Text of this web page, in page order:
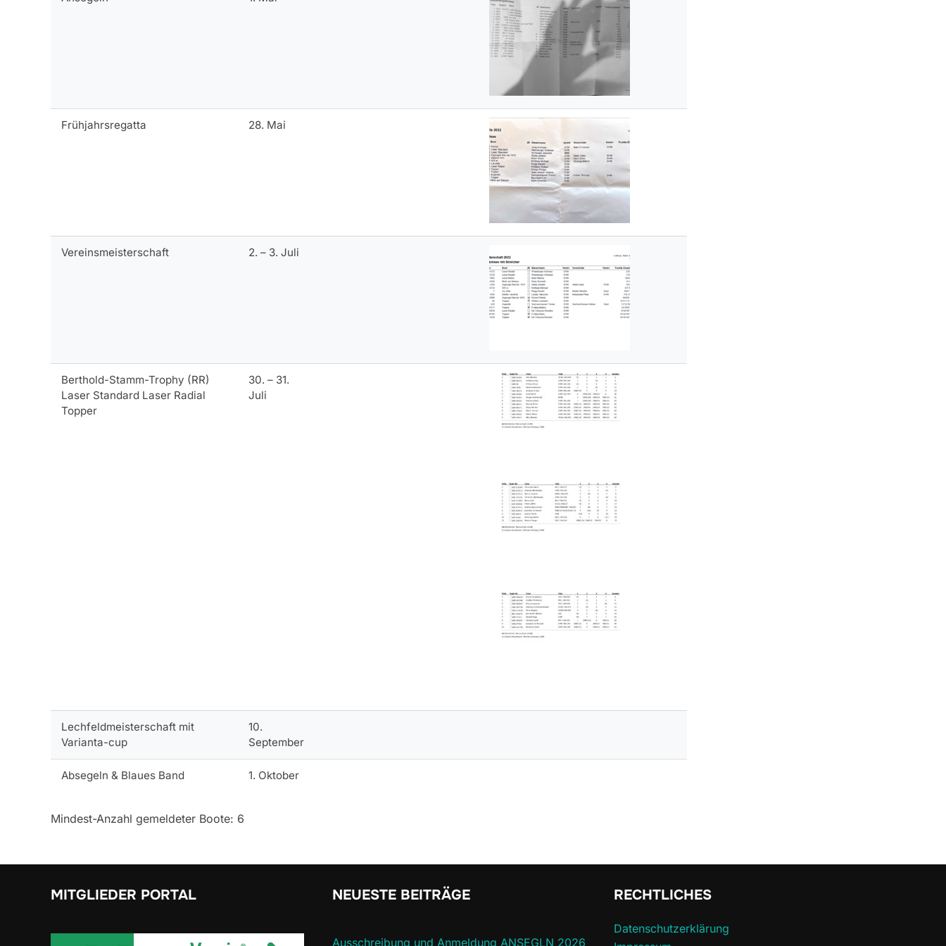
Frühjahrsregatta 28. Mai
Vereinsmeisterschaft 2. – 3. Juli
Berthold-Stamm-Trophy (RR)
Laser Standard Laser Radial
Topper
30. – 31.
Juli
Lechfeldmeisterschaft mit
Varianta-cup
10.
September
Absegeln & Blaues Band 1. Oktober
Mindest-Anzahl gemeldeter Boote: 6
MITGLIEDER PORTAL NEUESTE BEITRÄGE
Ausschreibung und Anmeldung ANSEGLN 2026
RECHTLICHES
Datenschutzerklärung